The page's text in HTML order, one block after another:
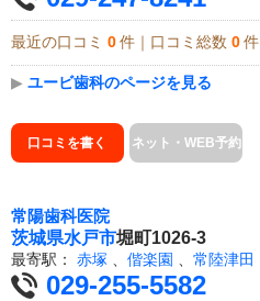
最近の口コミ 0 件｜口コミ総数 0 件
▶ ユービ歯科のページを見る
口コミを書く ネット・WEB予約
常陽歯科医院
茨城県水戸市堀町1026-3
最寄駅： 赤塚 偕楽園 常陸津田
029-255-5582